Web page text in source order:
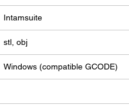
Intamsuite
stl, obj
Windows (compatible GCODE)